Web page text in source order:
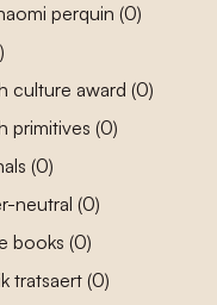
perquin (0)
culture award (0)
primitives (0)
(0)
neutral (0)
books (0)
tratsaert (0)